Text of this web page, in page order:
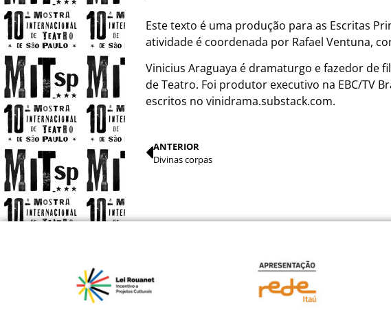
Este texto é uma produção para as Escritas
atividade é coordenada por Rafael Ventuna,
Vinicius Araguaya é dramaturgo e fazedor de
de Teatro. Foi produtor executivo na EBC/TV
escritos no vinidrama.substack.com.
ANTERIOR
Divinas corpas